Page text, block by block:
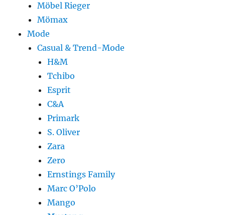
Möbel Rieger
Mömax
Mode
Casual & Trend-Mode
H&M
Tchibo
Esprit
C&A
Primark
S. Oliver
Zara
Zero
Ernstings Family
Marc O’Polo
Mango